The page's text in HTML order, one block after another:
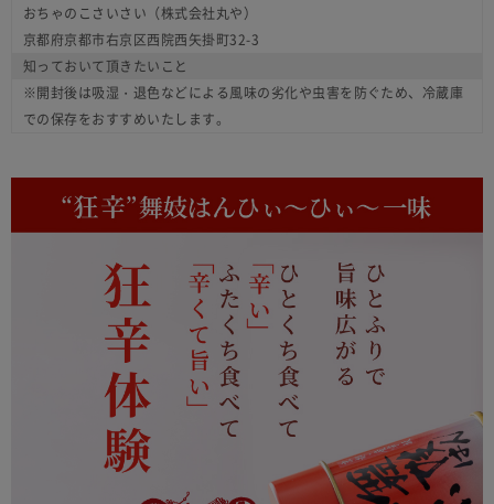
おちゃのこさいさい（株式会社丸や）
京都府京都市右京区西院西矢掛町32-3
知っておいて頂きたいこと
※開封後は吸湿・退色などによる風味の劣化や虫害を防ぐため、冷蔵庫
での保存をおすすめいたします。